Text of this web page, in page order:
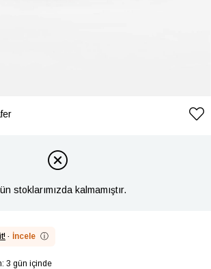
stoklarımızda kalmamıştır.
· İncele ⓘ
3 gün içinde